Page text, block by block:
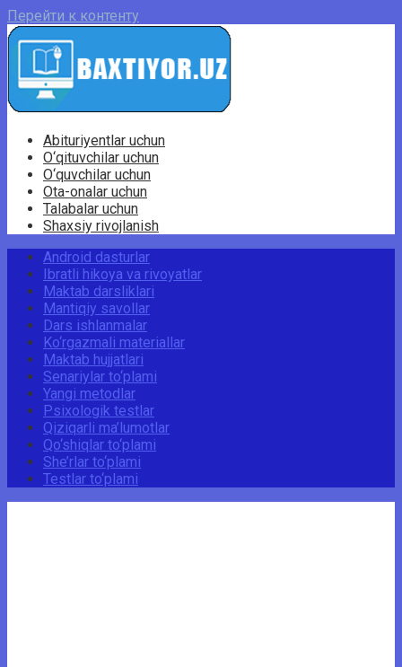
Перейти к контенту
Abituriyentlar uchun
O‘qituvchilar uchun
O‘quvchilar uchun
Ota-onalar uchun
Talabalar uchun
Shaxsiy rivojlanish
Android dasturlar
Ibratli hikoya va rivoyatlar
Maktab darsliklari
Mantiqiy savollar
Dars ishlanmalar
Ko‘rgazmali materiallar
Maktab hujjatlari
Senariylar to‘plami
Yangi metodlar
Psixologik testlar
Qiziqarli ma’lumotlar
Qo‘shiqlar to‘plami
She’rlar to‘plami
Testlar to‘plami